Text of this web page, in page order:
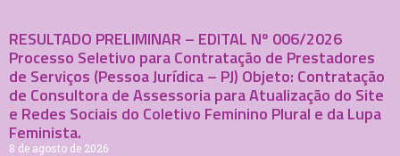
RESULTADO PRELIMINAR – EDITAL Nº 006/2026
Processo Seletivo para Contratação de Prestadores
de Serviços (Pessoa Jurídica – PJ) Objeto: Contratação
de Consultora de Assessoria para Atualização do Site
e Redes Sociais do Coletivo Feminino Plural e da Lupa
Feminista.
8 de agosto de 2026